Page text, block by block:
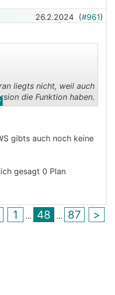
26.2.2024 (#961)
.
liegts nicht, weil auch
die Funktion haben.
was Freischalten
gibts auch noch keine
gesagt 0 Plan
1 ... 48 ... 87 >